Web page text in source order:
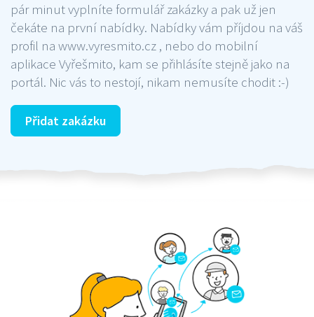
pár minut vyplníte formulář zakázky a pak už jen
čekáte na první nabídky. Nabídky vám příjdou na váš
profil na www.vyresmito.cz , nebo do mobilní
aplikace Vyřešmito, kam se přihlásíte stejně jako na
portál. Nic vás to nestojí, nikam nemusíte chodit :-)
Přidat zakázku